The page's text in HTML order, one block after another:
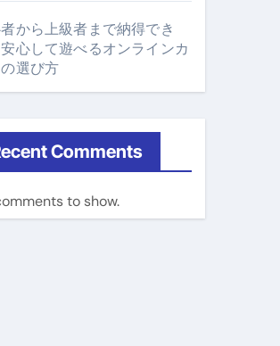
から上級者まで納得でき
心して遊べるオンラインカ
選び方
Comments
to show.